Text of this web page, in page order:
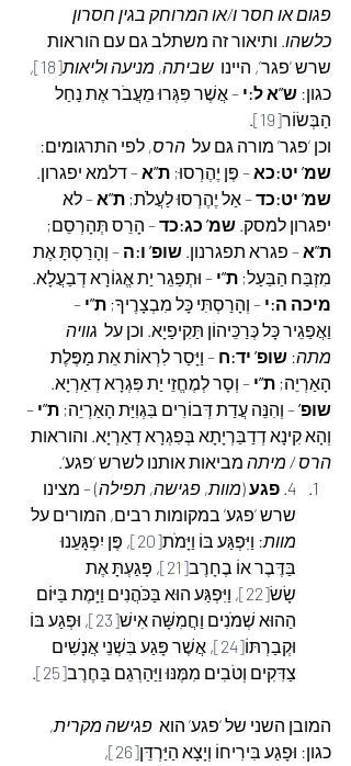
פגום או חסר ו/או המרוחק בגין חסרון
כלשהו. ותיאור זה משתלב גם עם הוראות
שרש ‘פגר’, היינו שביתה, מניעה וליאות[18]
,
כגון: ש”א ל:י – אֲשֶׁר פִּגְּרוּ מֵעֲבֹר אֶת נַחַל
הַבְּשׂוֹר[19]
.
וכן ‘פגר’ מורה גם על הרס, לפי התרגומים:
שמ’ יט:כא – פֶּן יֶהֶרְסוּ; ת”א – דלמא יפגרון.
שמ’ יט:כד – אַל יֶהֶרְסוּ לַעֲלֹת; ת”א – לא
יפגרון למסק. שמ’ כג:כד – הָרֵס תְּהָרְסֵם;
ת”א – פגרא תפגרנון. שופ’ ו:ה – וְהָרַסְתָּ אֶת
מִזְבַּח הַבַּעַל; ת”י – וּתְפַגֵר יַת אֱגוֹרָא דְבַעֲלָא.
מיכה ה:י – וְהָרַסְתִּי כָּל מִבְצָרֶיךָ; ת”י –
וַאֲפַגֵיר כָּל כְּרַכֵּיהוֹן תַּקִיפַיָא. וכן על גוויה
מתה: שופ’ יד:ח – וַיָּסַר לִרְאוֹת אֵת מַפֶּלֶת
הָאַרְיֵה; ת”י – וְסָר לְמֶחֱזֵי יַת פִּגְרָא דְאַרְיָא.
שופ’ – וְהִנֵּה עֲדַת דְּבוֹרִים בִּגְוִיַּת הָאַרְיֵה; ת”י –
וְהָא קִינָא דְדַבַּרְיָתָא בְּפִגְרָא דְאַרְיָא. והוראות
הרס / מיתה מביאות אותנו לשרש ‘פגע’.
4. פגע (מוות, פגישה, תפילה) – מצינו
שרש ‘פגע’ במקומות רבים, המורים על
מוות: וַיִּפְגַּע בּוֹ וַיָּמֹת[20]
, פֶּן יִפְגָּעֵנוּ
בַּדֶּבֶר אוֹ בֶחָרֶב[21]
, פָּגַעְתָּ אֶת
שָׂשׂ[22]
, וַיִּפְגַּע הוּא בַּכֹּהֲנִים וַיָּמֶת בַּיּוֹם
הַהוּא שְׁמֹנִים וַחֲמִשָּׁה אִישׁ[23]
, וּפְגַע בּוֹ
וּקְבַרְתּוֹ[24]
, אֲשֶׁר פָּגַע בִּשְׁנֵי אֲנָשִׁים
צַדִּקִים וְטֹבִים מִמֶּנּוּ וַיַּהַרְגֵם בַּחֶרֶב[25]
.
המובן השני של ‘פגע’ הוא פגישה מקרית,
כגון: וּפָגַע בִּירִיחוֹ וְיָצָא הַיַּרְדֵּן[26]
,